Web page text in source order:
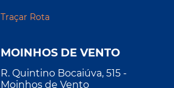
Traçar Rota
MOINHOS DE VENTO
R. Quintino Bocaiúva, 515 -
Moinhos de Vento